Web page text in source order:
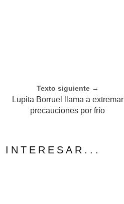
Texto siguiente →
Lupita Borruel llama a extremar
precauciones por frío
INTERESAR...